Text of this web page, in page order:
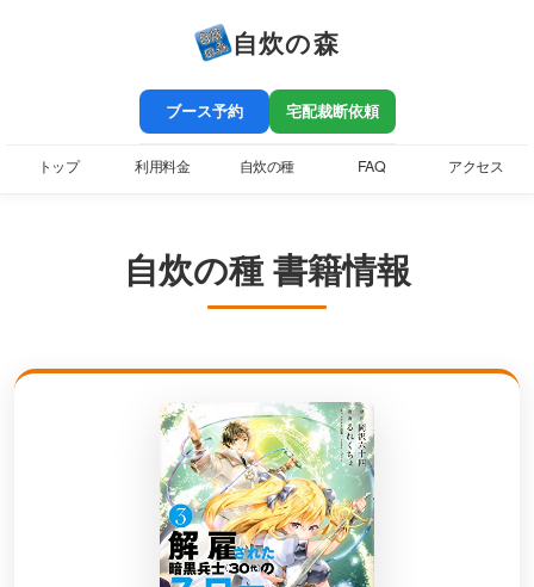
自炊の森
ブース予約 宅配裁断依頼
トップ 利用料金 自炊の種 FAQ アクセス
自炊の種 書籍情報